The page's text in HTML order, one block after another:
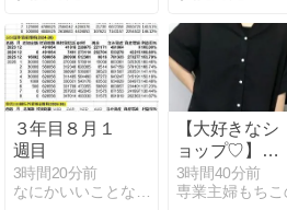
国・香南・須
宿毛・安芸の
街選び
３年目８月１
週目
3時間20分前
なにかいいことないかな
【大好きなシ
ョップ♡】ブ
ラウスやワン
ピース1,100円
3時間40分前